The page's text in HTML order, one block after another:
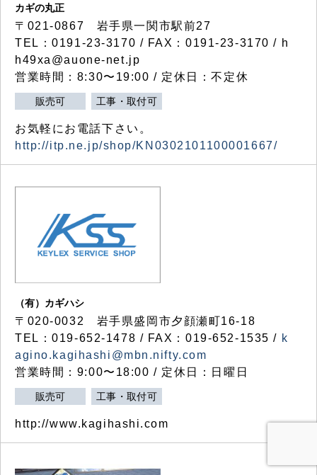
カギの丸正
〒021-0867 岩手県一関市駅前27
TEL：0191-23-3170 / FAX：0191-23-3170 / h
h49xa@auone-net.jp
営業時間：8:30〜19:00 / 定休日：不定休
販売可 工事・取付可
お気軽にお電話下さい。
http://itp.ne.jp/shop/KN0302101100001667/
（有）カギハシ
〒020-0032 岩手県盛岡市夕顔瀬町16-18
TEL：019-652-1478 / FAX：019-652-1535 / k
agino.kagihashi@mbn.nifty.com
営業時間：9:00〜18:00 / 定休日：日曜日
販売可 工事・取付可
http://www.kagihashi.com